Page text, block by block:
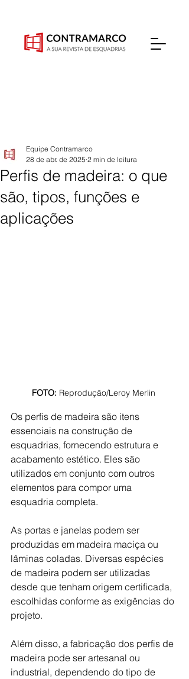
Perfis de madeira: o que
são, tipos, funções e
aplicações
Equipe Contramarco
28 de abr. de 2025 2 min de leitura
FOTO: Reprodução/Leroy Merlin
Os perfis de madeira são itens
essenciais na construção de
esquadrias, fornecendo estrutura e
acabamento estético. Eles são
utilizados em conjunto com outros
elementos para compor uma
esquadria completa.
As portas e janelas podem ser
produzidas em madeira maciça ou
lâminas coladas. Diversas espécies
de madeira podem ser utilizadas
desde que tenham origem certificada,
escolhidas conforme as exigências do
projeto.
Além disso, a fabricação dos perfis de
madeira pode ser artesanal ou
industrial, dependendo do tipo de